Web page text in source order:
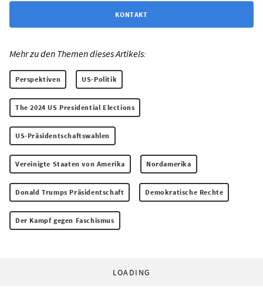
KONTAKT
Mehr zu den Themen dieses Artikels:
Perspektiven US-Politik
The 2024 US Presidential Elections
US-Präsidentschaftswahlen
Vereinigte Staaten von Amerika Nordamerika
Donald Trumps Präsidentschaft Demokratische Rechte
Der Kampf gegen Faschismus
LOADING